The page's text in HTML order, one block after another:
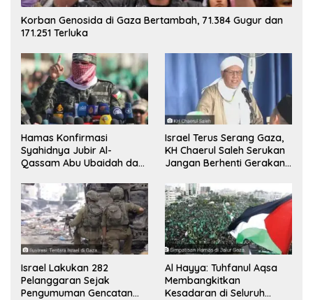
Korban Genosida di Gaza Bertambah, 71.384 Gugur dan
171.251 Terluka
Hamas Konfirmasi
Syahidnya Jubir Al-
Qassam Abu Ubaidah dan
Sinwar
Israel Terus Serang Gaza,
KH Chaerul Saleh Serukan
Jangan Berhenti Gerakan
Israel Lakukan 282
Pelanggaran Sejak
Pengumuman Gencatan
Al Hayya: Tuhfanul Aqsa
Membangkitkan
Kesadaran di Seluruh